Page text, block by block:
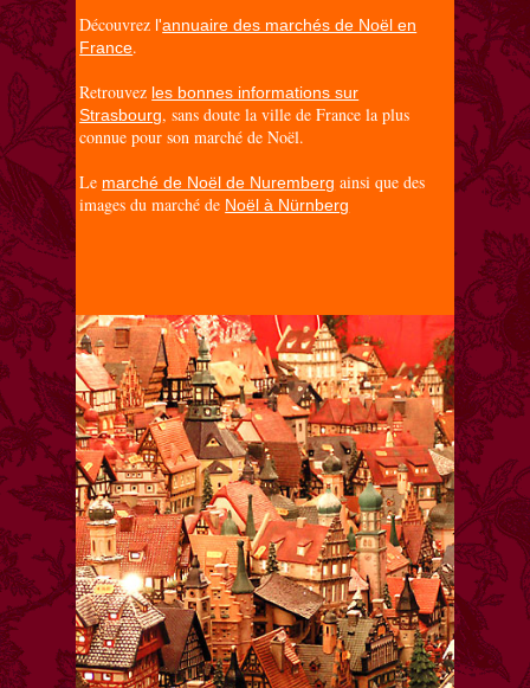
Découvrez l'annuaire des marchés de Noël en
France.
Retrouvez les bonnes informations sur
Strasbourg, sans doute la ville de France la plus
connue pour son marché de Noël.
Le marché de Noël de Nuremberg ainsi que des
images du marché de Noël à Nürnberg